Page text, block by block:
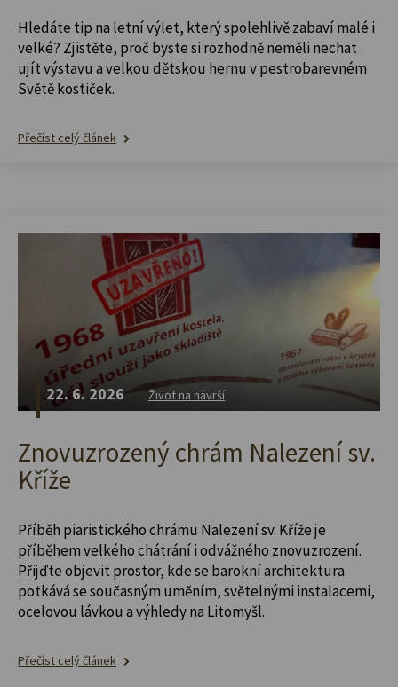
Hledáte tip na letní výlet, který spolehlivě zabaví malé i
velké? Zjistěte, proč byste si rozhodně neměli nechat
ujít výstavu a velkou dětskou hernu v pestrobarevném
Světě kostiček.
Přečíst celý článek
22. 6. 2026 Život na návrší
Znovuzrozený chrám Nalezení sv.
Kříže
Příběh piaristického chrámu Nalezení sv. Kříže je
příběhem velkého chátrání i odvážného znovuzrození.
Přijďte objevit prostor, kde se barokní architektura
potkává se současným uměním, světelnými instalacemi,
ocelovou lávkou a výhledy na Litomyšl.
Přečíst celý článek